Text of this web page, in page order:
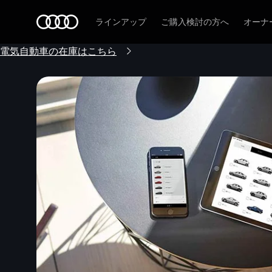
ラインアップ ご購入検討の方へ オーナ
電気自動車の在庫はこちら